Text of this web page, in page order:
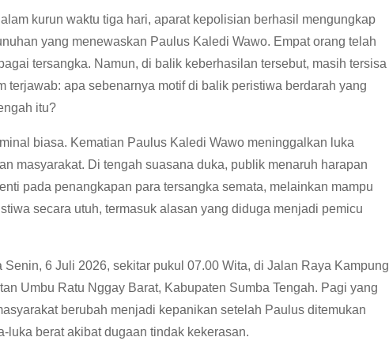
kurun waktu tiga hari, aparat kepolisian berhasil mengungkap
yang menewaskan Paulus Kaledi Wawo. Empat orang telah
tersangka. Namun, di balik keberhasilan tersebut, masih tersisa
terjawab: apa sebenarnya motif di balik peristiwa berdarah yang
itu?
biasa. Kematian Paulus Kaledi Wawo meninggalkan luka
masyarakat. Di tengah suasana duka, publik menaruh harapan
pada penangkapan para tersangka semata, melainkan mampu
secara utuh, termasuk alasan yang diduga menjadi pemicu
6 Juli 2026, sekitar pukul 07.00 Wita, di Jalan Raya Kampung
Umbu Ratu Nggay Barat, Kabupaten Sumba Tengah. Pagi yang
berubah menjadi kepanikan setelah Paulus ditemukan
luka berat akibat dugaan tindak kekerasan.